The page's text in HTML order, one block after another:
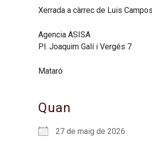
Quan
27 de maig de 2026
Xerrada a càrrec de Luis
Agencia ASISA
Pl. Joaquim Galí i Vergés 7
Mataró